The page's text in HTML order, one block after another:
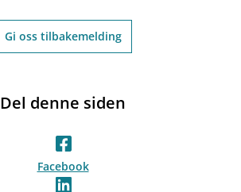
Gi oss tilbakemelding
Del denne siden
Facebook